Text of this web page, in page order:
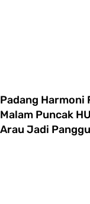
Padang Harmoni
Malam Puncak
Arau Jadi